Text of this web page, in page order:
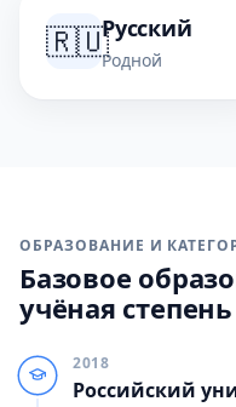
🇷🇺Русский
Родной
ОБРАЗОВАНИЕ И
Базовое
учёная степень
2018
Российский